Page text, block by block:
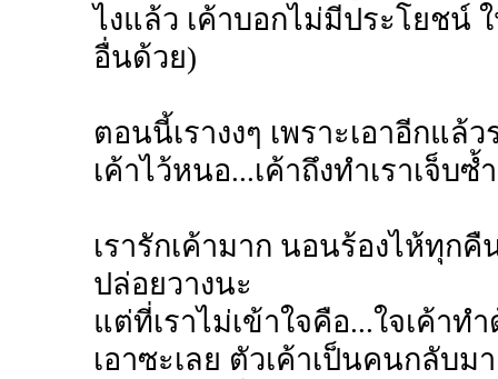
ไงแล้ว เค้าบอกไม่มีประโยชน์
อื่นด้วย)
ตอนนี้เรางงๆ เพราะเอาอีกแล้
เค้าไว้หนอ...เค้าถึงทำเราเจ็บซ้
เรารักเค้ามาก นอนร้องไห้ทุกคื
ปล่อยวางนะ
แต่ที่เราไม่เข้าใจคือ...ใจเค้า
เอาซะเลย ตัวเค้าเป็นคนกลับม